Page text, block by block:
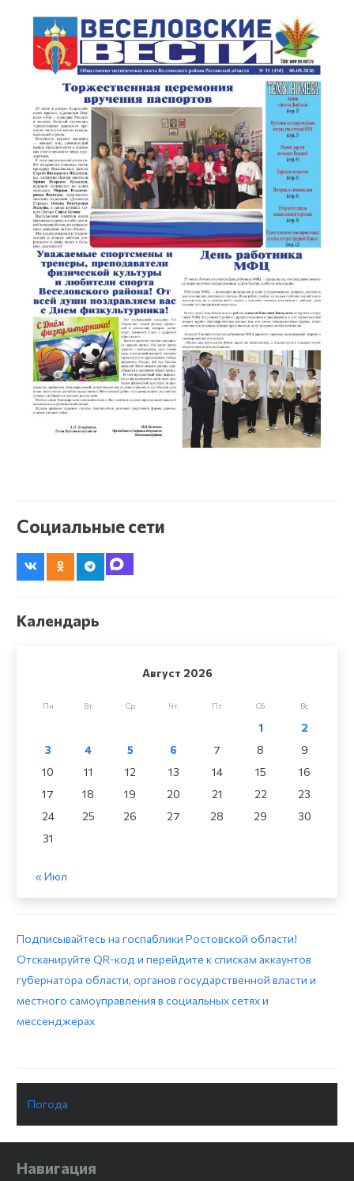
Социальные сети
Календарь
Август 2026
Пн Вт Ср Чт Пт Сб Вс
1
2
3
4 5 6 7 8
9
10
11 12 13 14 15
16
17
18 19 20 21 22
23
24
25 26 27 28 29
30
31
« Июл
Подписывайтесь на госпаблики Ростовской области!
Отсканируйте QR-код и перейдите к спискам аккаунтов
губернатора области, органов государственной власти и
местного самоуправления в социальных сетях и
мессенджерах
Погода
Навигация